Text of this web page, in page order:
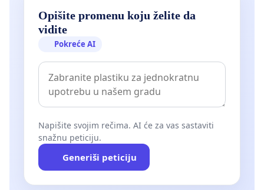
Opišite promenu koju želite da
vidite
Pokreće AI
Napišite svojim rečima. AI će za vas sastaviti
snažnu peticiju.
Generiši peticiju